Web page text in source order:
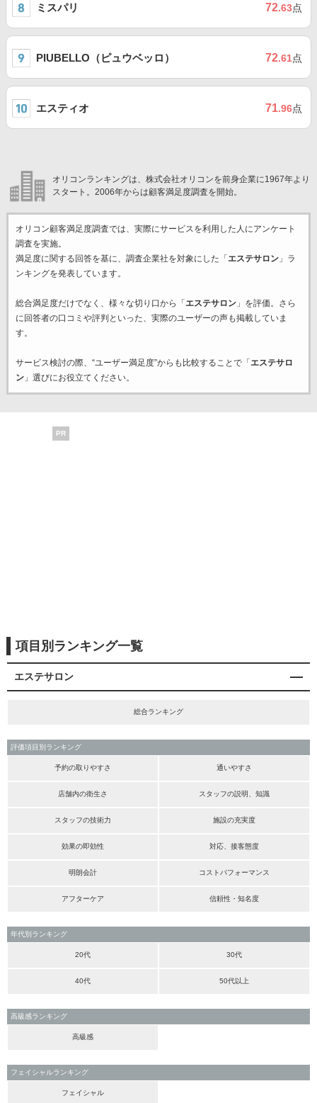
ミスパリ 72.63点
PIUBELLO（ピュウベッロ） 72.61点
エスティオ 71.96点
オリコンランキングは、株式会社オリコンを前身企業に1967年より
スタート。2006年からは顧客満足度調査を開始。
オリコン顧客満足度調査では、実際にサービスを利用した 人にアンケート
調査を実施。
満足度に関する回答を基に、調査企業社を対象にした「 エステサロン」ラ
ンキングを発表しています。
総合満足度だけでなく、様々な切り口から「 エステサロン」を評価。さら
に回答者の口コミや評判といった、実際のユーザーの声も掲載していま
す。
サービス検討の際、“ユーザー満足度”からも比較することで「 エステサロ
ン」選びにお役立てください。
PR
項目別ランキング一覧
エステサロン
総合ランキング
評価項目別ランキング
予約の取りやすさ 通いやすさ
店舗内の衛生さ スタッフの説明、知識
スタッフの技術力 施設の充実度
効果の即効性 対応、接客態度
明朗会計 コストパフォーマンス
アフターケア 信頼性・知名度
年代別ランキング
20代 30代
40代 50代以上
高級感ランキング
高級感
フェイシャルランキング
フェイシャル